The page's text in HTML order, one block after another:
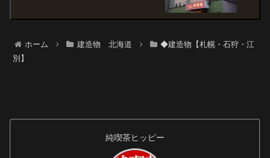
ホーム 建造物 北海道
◆建造物【札幌・石狩・江
別】
純喫茶ヒッピー